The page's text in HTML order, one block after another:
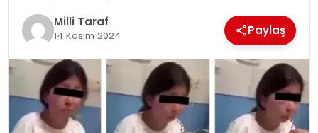
Milli Taraf
14 Kasım 2024 Paylaş